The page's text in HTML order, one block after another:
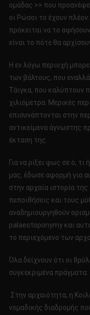
ομάδας >> που
οι Ρώσοι το έχουν
πρόκειται να το
είναι το πότε θα
Η εν λόγω περιοχή
των βάλτους, που
Τάιγκα, που καλύπτουν
χιλιόμετρα. Μερικές
επισυνάπτονται στην
αντικείμενα άγνωστης
έκταση της.
Για να ρίξει φως σε ό,
μας, έδωσε αφορμή για
στην αρχαία ιστορία
πεποιθήσεις και τους
αναδημιουργηθούν
palaeotoponymy και
το περιεχόμενο των
Όλα δείχνουν ότι οι
συγκεκριμένα πράγματα:
Στην αρχαιότητα, η
νομαδικής διαδρομής